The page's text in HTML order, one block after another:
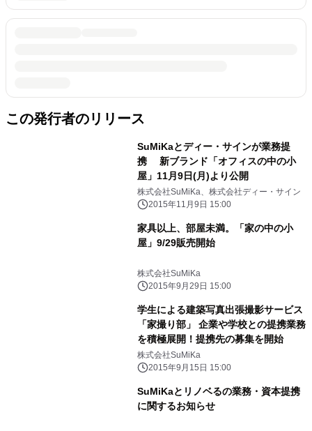
この発行者のリリース
SuMiKaとディー・サインが業務提
携 新ブランド「オフィスの中の小
屋」11月9日(月)より公開
株式会社SuMiKa、株式会社ディー・サイン
2015年11月9日 15:00
家具以上、部屋未満。「家の中の小
屋」9/29販売開始
株式会社SuMiKa
2015年9月29日 15:00
学生による建築写真出張撮影サービス
「家撮り部」 企業や学校との提携業務
を積極展開！提携先の募集を開始
株式会社SuMiKa
2015年9月15日 15:00
SuMiKaとリノベるの業務・資本提携
に関するお知らせ